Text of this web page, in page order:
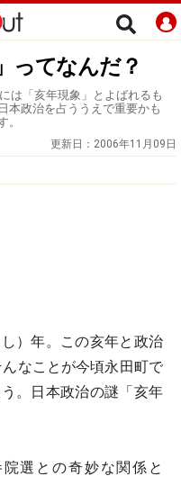
ってなんだ？
は「亥年現象」とよばれるも
政治を占ううえで重要かも
。
更新日： 2006年11月09日
）年。この亥年と政治
なことが今頃永田町で
。日本政治の謎「亥年
選との奇妙な関係と